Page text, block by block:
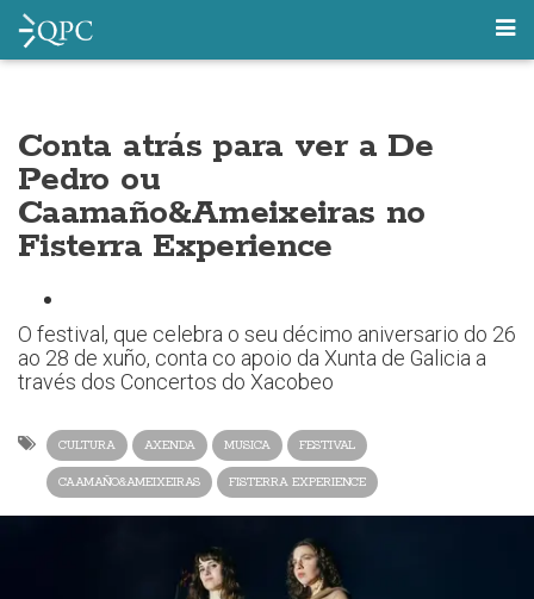
Conta atrás para ver a De
Pedro ou
Caamaño&Ameixeiras no
Fisterra Experience
O festival, que celebra o seu décimo aniversario do 26
ao 28 de xuño, conta co apoio da Xunta de Galicia a
través dos Concertos do Xacobeo
CULTURA AXENDA MUSICA FESTIVAL
CAAMAÑO&AMEIXEIRAS FISTERRA EXPERIENCE